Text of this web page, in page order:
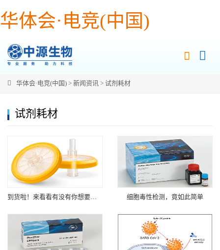
华体会·电竞(中国)
华体会·电竞(中国) > 新闻资讯 > 试剂耗材
试剂耗材
到货啦！来看看有没有你想要的？ 细胞毒性检测，竟如此简单